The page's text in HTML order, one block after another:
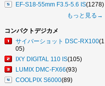
EF-S18-55mm F3.5-5.6 IS(1278)
もっと見る→
コンパクトデジカメ
サイバーショット DSC-RX100(1
05)
IXY DIGITAL 110 IS(105)
LUMIX DMC-FX66(93)
COOLPIX S6000(89)